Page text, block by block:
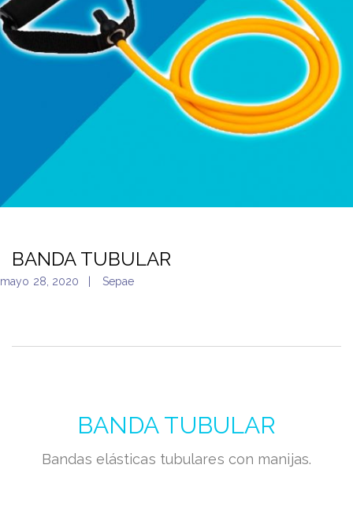
BANDA TUBULAR
mayo 28, 2020 Sepae
BANDA TUBULAR
Bandas elásticas tubulares con manijas.